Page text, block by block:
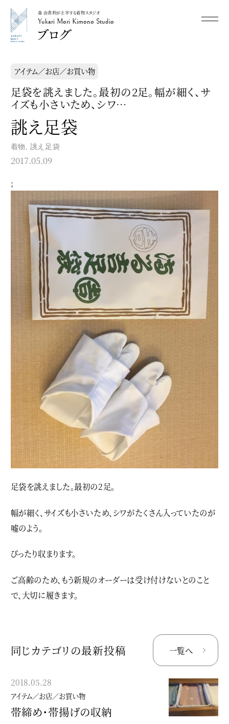
Yukari Mori Kimono Studio
森 由香利が主宰する着物スタジオ
Yukari Mori Kimono Studio メニュー
アイテム／お店／お買い物
足袋を誂えました。最初の2足。幅が細く、サ
イズも小さいため、シワ…
誂え足袋
着物 誂え足袋
2017.05.09
;
足袋を誂えました。最初の2足。
幅が細く、サイズも小さいため、シワがたくさん入っていたのが
嘘のよう。
ぴったり収まります。
ご高齢のため、もう新規のオーダーは受け付けないとのこと
で、大切に履きます。
同じカテゴリの最新投稿 一覧へ
2018.05.28
アイテム／お店／お買い物
帯締め・帯揚げの収納
2017.10.17
アイテム／お店／お買い物
秋の長雨。。。